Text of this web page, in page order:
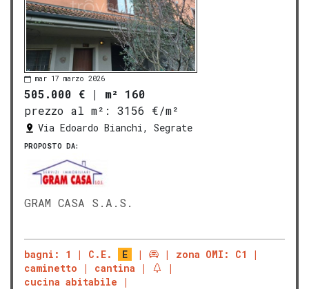
mar 17 marzo 2026
505.000 € | m² 160
prezzo al m²:
3156 €/m²
Via Edoardo Bianchi, Segrate
PROPOSTO DA:
GRAM CASA S.A.S.
bagni: 1 C.E. E
zona OMI: C1
caminetto
cantina
cucina abitabile